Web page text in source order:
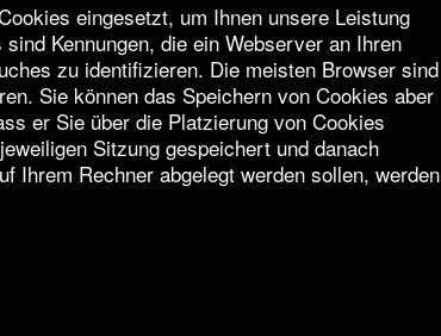
eingesetzt, um Ihnen unsere Leistung
Kennungen, die ein Webserver an Ihren
zu identifizieren. Die meisten Browser sind
Sie können das Speichern von Cookies aber
er Sie über die Platzierung von Cookies
Sitzung gespeichert und danach
Ihrem Rechner abgelegt werden sollen, werden